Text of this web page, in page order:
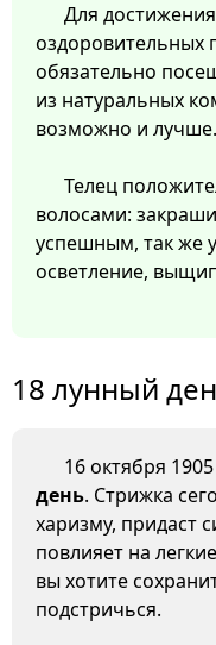
Для
оздоровительных
обязательно
из натуральных
возможно и лучше.
Телец
волосами:
успешным, так же
осветление,
18 лунный
16 октября
день. Стрижка
харизму, придаст
повлияет на
вы хотите
подстричься.